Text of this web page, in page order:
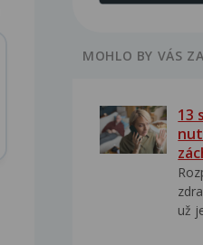
MOHLO BY VÁS
13
už